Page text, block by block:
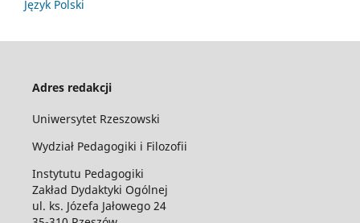
Język Polski
Adres redakcji
Uniwersytet Rzeszowski
Wydział Pedagogiki i Filozofii
Instytutu Pedagogiki
Zakład Dydaktyki Ogólnej
ul. ks. Józefa Jałowego 24